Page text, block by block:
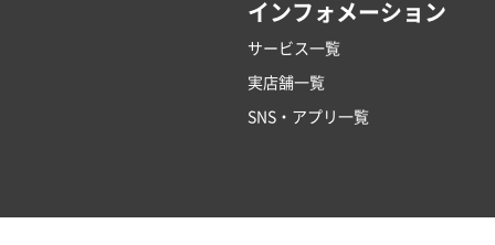
インフォメーション
サービス一覧
実店舗一覧
SNS・アプリ一覧